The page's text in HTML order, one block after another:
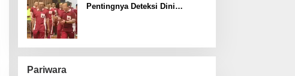
Pentingnya Deteksi Dini
Pariwara